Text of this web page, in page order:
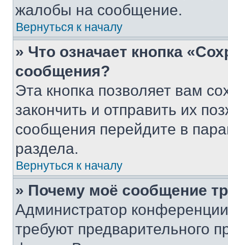
жалобы на сообщение.
Вернуться к началу
» Что означает кнопка
сообщения?
Эта кнопка позволяет вам
закончить и отправить их
сообщения перейдите в
раздела.
Вернуться к началу
» Почему моё сообщение
Администратор
требуют предварительного